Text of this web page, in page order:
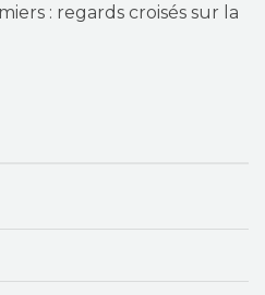
: regards croisés sur la